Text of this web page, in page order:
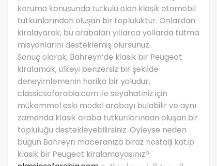
koruma konusunda tutkulu olan klasik otomobil
tutkunlarından oluşan bir topluluktur. Onlardan
kiralayarak, bu arabaları yıllarca yollarda tutma
misyonlarını desteklemiş olursunuz.
Sonuç olarak, Bahreyn’de klasik bir Peugeot
kiralamak, ülkeyi benzersiz bir şekilde
deneyimlemenin harika bir yoludur.
classicsofarabia.com ile seyahatiniz için
mükemmel eski model arabayı bulabilir ve aynı
zamanda klasik araba tutkunlarından oluşan bir
topluluğu destekleyebilirsiniz. Öyleyse neden
bugün Bahreyn maceranıza biraz nostalji katıp
klasik bir Peugeot kiralamayasınız?